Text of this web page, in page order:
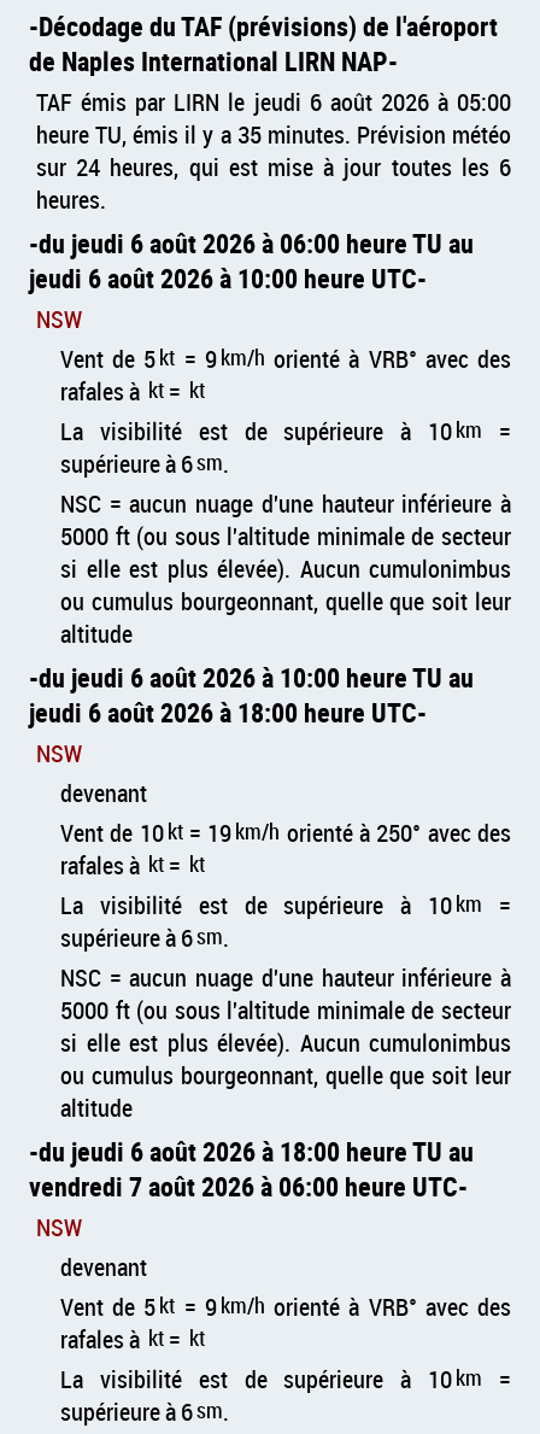
Décodage du TAF (prévisions) de l'aéroport
de Naples International LIRN NAP
TAF émis par LIRN le jeudi 6 août 2026 à 05:00
heure TU, émis il y a 35 minutes. Prévision météo
sur 24 heures, qui est mise à jour toutes les 6
heures.
du jeudi 6 août 2026 à 06:00 heure TU au
jeudi 6 août 2026 à 10:00 heure UTC
NSW
Vent de 5kt = 9km/h orienté à VRB° avec des
rafales à kt = kt
La visibilité est de supérieure à 10km
=
supérieure à 6sm.
NSC = aucun nuage d'une hauteur inférieure à
5000 ft (ou sous l'altitude minimale de secteur
si elle est plus élevée). Aucun cumulonimbus
ou cumulus bourgeonnant, quelle que soit leur
altitude
du jeudi 6 août 2026 à 10:00 heure TU au
jeudi 6 août 2026 à 18:00 heure UTC
NSW
devenant
Vent de 10kt= 19km/h orienté à 250° avec des
rafales à kt = kt
La visibilité est de supérieure à 10km
=
supérieure à 6sm.
NSC = aucun nuage d'une hauteur inférieure à
5000 ft (ou sous l'altitude minimale de secteur
si elle est plus élevée). Aucun cumulonimbus
ou cumulus bourgeonnant, quelle que soit leur
altitude
du jeudi 6 août 2026 à 18:00 heure TU au
vendredi 7 août 2026 à 06:00 heure UTC
NSW
devenant
Vent de 5kt = 9km/h orienté à VRB° avec des
rafales à kt = kt
La visibilité est de supérieure à 10km
=
supérieure à 6sm.